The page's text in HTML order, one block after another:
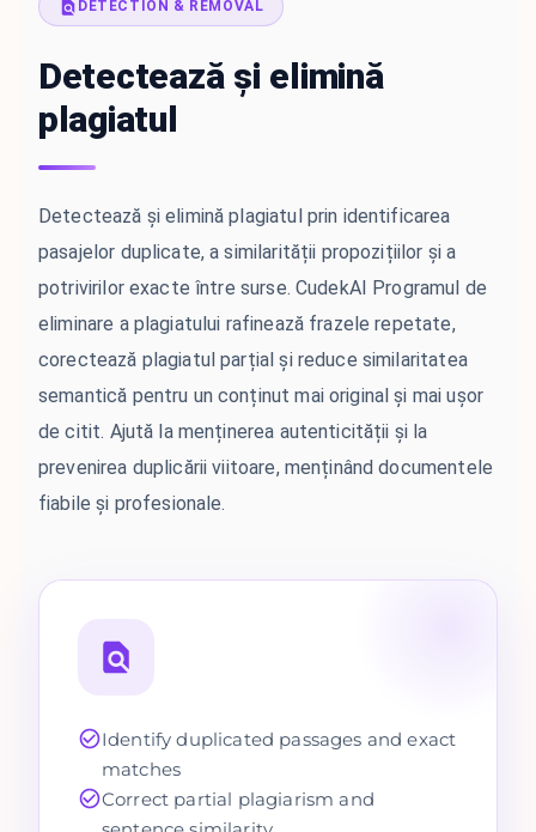
DETECTION & REMOVAL
Detectează și elimină
plagiatul
Detectează și elimină plagiatul prin identificarea
pasajelor duplicate, a similarității propozițiilor și a
potrivirilor exacte între surse. CudekAI Programul de
eliminare a plagiatului rafinează frazele repetate,
corectează plagiatul parțial și reduce similaritatea
semantică pentru un conținut mai original și mai ușor
de citit. Ajută la menținerea autenticității și la
prevenirea duplicării viitoare, menținând documentele
fiabile și profesionale.
Identify duplicated passages and exact
matches
Correct partial plagiarism and